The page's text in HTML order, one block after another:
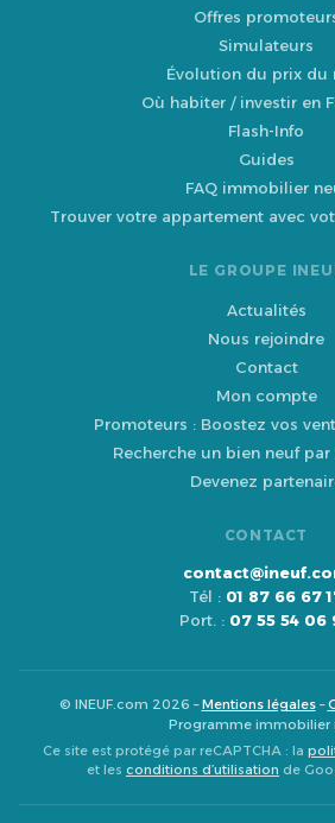
Offres
Simulateurs
Évolution du prix du
Où habiter / investir en
Flash-Info
Guides
FAQ immobilier
Trouver votre appartement avec
LE GROUPE
Actualités
Nous rejoindre
Contact
Mon compte
Promoteurs : Boostez vos
Recherche un bien neuf
Devenez
CONTACT
Tél : 01 87 66 67
Port. : 07 55 54 06
© INEUF.com 2026 –Mentions légales–
Programme immobilier
Ce site est protégé par reCAPTCHA : la
et les conditions d’utilisation de